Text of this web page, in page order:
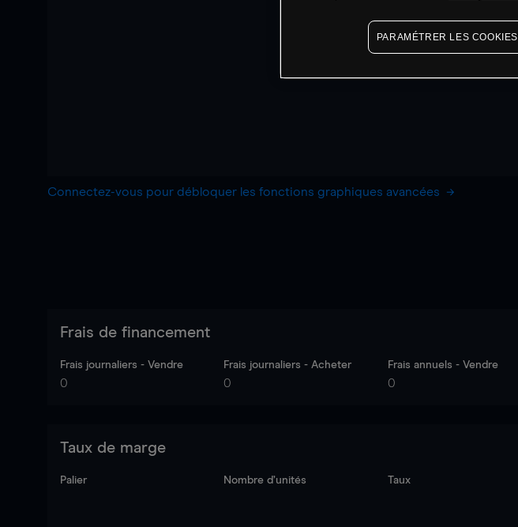
Connectez-vous pour débloquer les fonctions graphiques avancées
Frais de financement
Frais journaliers - Vendre
0
Frais journaliers - Acheter
0
Frais annuels - Vendre
0
Taux de marge
Palier Nombre d’unités Taux
PARAMÉTRER LES COOKIES